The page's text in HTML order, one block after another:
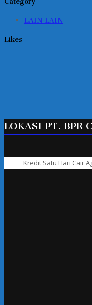
LAIN LAIN
Likes
LOKASI PT. BPR
Kredit Satu Hari Cair